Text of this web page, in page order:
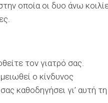
οποία οι δυο άνω
τον γιατρό σας.
ο κίνδυνος
καθοδηγήσει γι’ αυτή τη